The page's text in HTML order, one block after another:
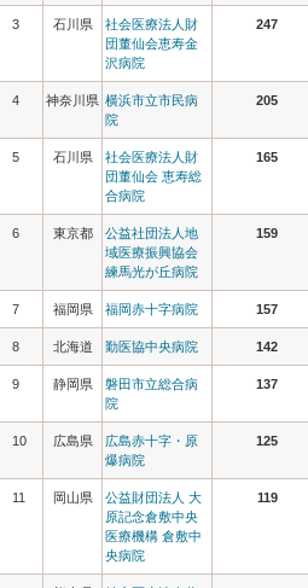
3 石川県
社会医療法人財
団董仙会恵寿金
沢病院
247
4 神奈川県 横浜市立市民病
院
205
5 石川県
社会医療法人財
団董仙会 恵寿総
合病院
165
6 東京都
公益社団法人地
域医療振興協会
練馬光が丘病院
159
7 福岡県 福岡赤十字病院 157
8 北海道 勤医協中央病院 142
9 静岡県
磐田市立総合病
院
137
10 広島県
広島赤十字・原
爆病院
125
11 岡山県
公益財団法人 大
原記念倉敷中央
医療機構 倉敷中
央病院
119